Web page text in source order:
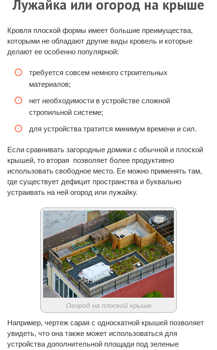
Лужайка или огород на крыше
Кровля плоской формы имеет большие преимущества,
которыми не обладают другие виды кровель и которые
делают ее особенно популярной:
требуется совсем немного строительных
материалов;
нет необходимости в устройстве сложной
стропильной системе;
для устройства тратится минимум времени и сил.
Если сравнивать загородные домики с обычной и плоской
крышей, то вторая позволяет более продуктивно
использовать свободное место. Ее можно применять там,
где существует дефицит пространства и буквально
устраивать на ней огород или лужайку.
Огород на плоской крыше
Например, чертеж сарая с односкатной крышей позволяет
увидеть, что она также может использоваться для
устройства дополнительной площади под зеленые